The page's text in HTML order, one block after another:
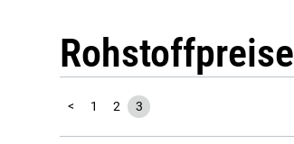
Rohstoffpreise
< 1 2 3